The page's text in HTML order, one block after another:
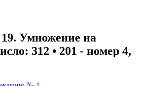
Умножение на
312 • 201 - номер 4,